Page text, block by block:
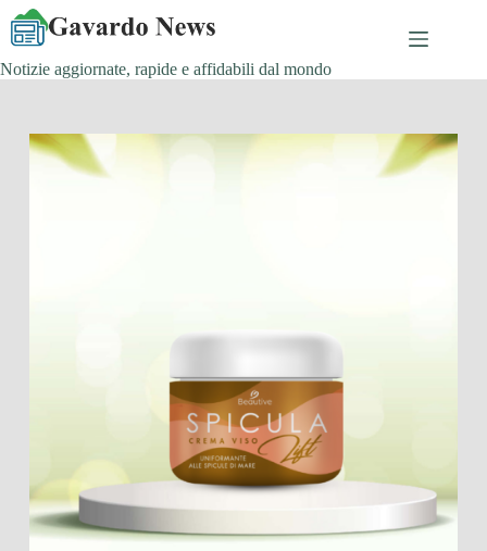
Salta
contenuto
Notizie aggiornate, rapide e affidabili dal mondo